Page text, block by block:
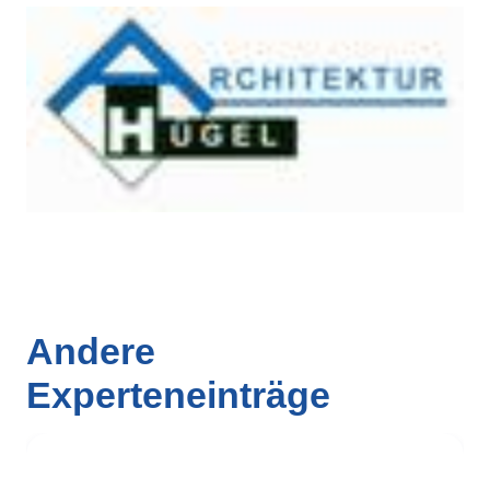
Andere
Experteneinträge